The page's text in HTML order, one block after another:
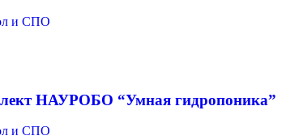
и СПО
НАУРОБО “Умная гидропоника”
и СПО